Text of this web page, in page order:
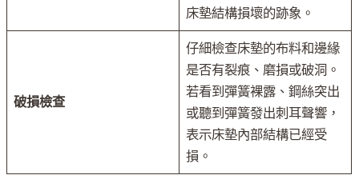
床墊結構損壞的跡象。
破損檢查
仔細檢查床墊的布料和邊緣
是否有裂痕、磨損或破洞。
若看到彈簧裸露、鋼絲突出
或聽到彈簧發出刺耳聲響，
表示床墊內部結構已經受
損。